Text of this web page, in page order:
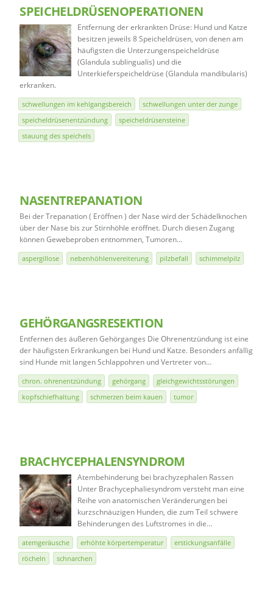
SPEICHELDRÜSENOPERATIONEN
Entfernung der erkrankten Drüse: Hund und Katze
besitzen jeweils 8 Speicheldrüsen, von denen am
häufigsten die Unterzungenspeicheldrüse
(Glandula sublingualis) und die
Unterkieferspeicheldrüse (Glandula mandibularis)
erkranken.
schwellungen im kehlgangsbereich
schwellungen unter der zunge
speicheldrüsenentzündung
speicheldrüsensteine
stauung des speichels
NASENTREPANATION
Bei der Trepanation ( Eröffnen ) der Nase wird der Schädelknochen
über der Nase bis zur Stirnhöhle eröffnet. Durch diesen Zugang
können Gewebeproben entnommen, Tumoren…
aspergillose nebenhöhlenvereiterung pilzbefall schimmelpilz
GEHÖRGANGSRESEKTION
Entfernen des äußeren Gehörganges Die Ohrenentzündung ist eine
der häufigsten Erkrankungen bei Hund und Katze. Besonders anfällig
sind Hunde mit langen Schlappohren und Vertreter von…
chron. ohrenentzündung gehörgang
gleichgewichtsstörungen
kopfschiefhaltung
schmerzen beim kauen tumor
BRACHYCEPHALENSYNDROM
Atembehinderung bei brachyzephalen Rassen
Unter Brachycephaliesyndrom versteht man eine
Reihe von anatomischen Veränderungen bei
kurzschnäuzigen Hunden, die zum Teil schwere
Behinderungen des Luftstromes in die…
atemgeräusche erhöhte körpertemperatur
erstickungsanfälle
röcheln
schnarchen